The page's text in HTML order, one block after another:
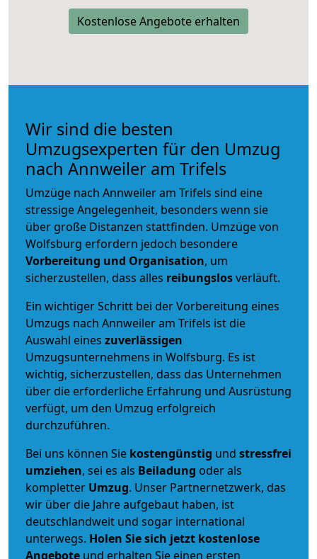
Kostenlose Angebote erhalten
Wir sind die besten
Umzugsexperten für den Umzug
nach Annweiler am Trifels
Umzüge nach Annweiler am Trifels sind eine
stressige Angelegenheit, besonders wenn sie
über große Distanzen stattfinden. Umzüge von
Wolfsburg erfordern jedoch besondere
Vorbereitung und Organisation, um
sicherzustellen, dass alles reibungslosverläuft.
Ein wichtiger Schritt bei der Vorbereitung eines
Umzugs nach Annweiler am Trifels ist die
Auswahl eines zuverlässigen
Umzugsunternehmens in Wolfsburg. Es ist
wichtig, sicherzustellen, dass das Unternehmen
über die erforderliche Erfahrung und Ausrüstung
verfügt, um den Umzug erfolgreich
durchzuführen.
Bei uns können Sie kostengünstig und stressfrei
umziehen, sei es als Beiladung oder als
kompletter Umzug. Unser Partnernetzwerk, das
wir über die Jahre aufgebaut haben, ist
deutschlandweit und sogar international
unterwegs. Holen Sie sich jetzt kostenlose
Angebote und erhalten Sie einen ersten